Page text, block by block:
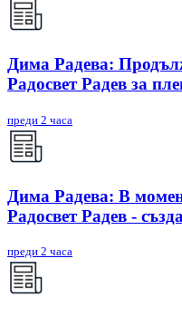
Дима Радева:
Радосвет Радев за
преди 2 часа
Дима Радева: В
Радосвет Радев -
преди 2 часа